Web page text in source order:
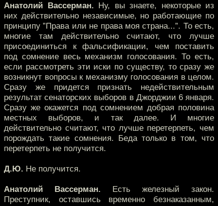
Анатолий Вассерман. Ну, вы знаете, некоторые из
них действительно независимые, но работающие по
принципу ”Права или не права моя страна...”. То есть,
многие там действительно считают, что лучше
присоединиться к фальсификации, чем поставить
под сомнение весь механизм голосования. То есть,
если рассмотреть эти иски по существу, то сразу же
возникнут вопросы к механизму голосования в целом.
Сразу же придется признать недействительным
результат сенаторских выборов в Джорджии 6 января.
Сразу же окажется под сомнением добрая половина
местных выборов, и так далее. И многие
действительно считают, что лучше перетерпеть, чем
порождать такие сомнения. Беда только в том, что
перетерпеть не получится.
Д.Ю. Не получится.
Анатолий Вассерман. Есть железный закон.
Преступник, оставшись временно безнаказанным,